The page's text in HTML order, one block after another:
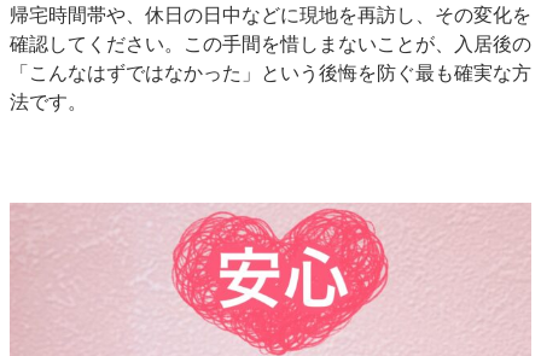
帰宅時間帯や、休日の日中などに現地を再訪し、その変化を
確認してください。この手間を惜しまないことが、入居後の
「こんなはずではなかった」という後悔を防ぐ最も確実な方
法です。